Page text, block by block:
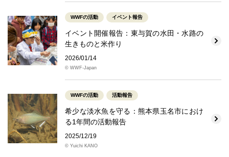
WWFの活動 イベント報告
イベント開催報告：東与賀の水田・水路の
生きものと米作り
2026/01/14
© WWF-Japan
WWFの活動 活動報告
希少な淡水魚を守る：熊本県玉名市におけ
る1年間の活動報告
2025/12/19
© Yuichi KANO